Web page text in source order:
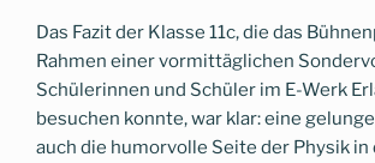
Das Fazit der Klasse 11c, die das
Rahmen einer vormittäglichen
Schülerinnen und Schüler im E-Werk
besuchen konnte, war klar: eine
auch die humorvolle Seite der Physik in